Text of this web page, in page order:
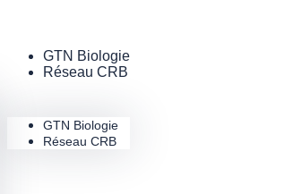
GTN Biologie
Réseau CRB
GTN Biologie
Réseau CRB